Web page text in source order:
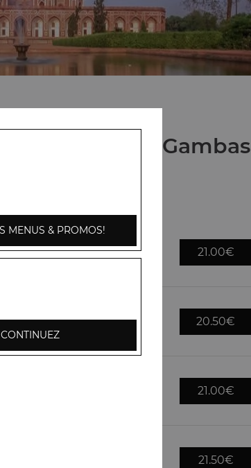
Nos Plats aux Gambas
préparées dans une sauce
1 potion de riz basmati
21.00€
puis préparés dans une sauce
20.50€
21.00€
21.50€
MENUS & PROMOS!
CONTINUEZ